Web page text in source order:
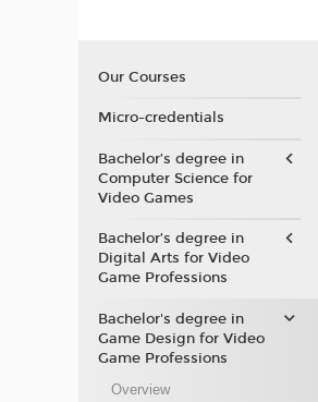
Our Courses
Micro-credentials
Bachelor’s degree in
Computer Science for
Video Games
Bachelor’s degree in
Digital Arts for Video
Game Professions
Bachelor's degree in
Game Design for Video
Game Professions
Overview